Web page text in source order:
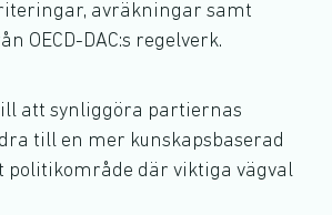
avräkningar samt
OECD-DAC:s regelverk.
att synliggöra partiernas
till en mer kunskapsbaserad
politikområde där viktiga vägval